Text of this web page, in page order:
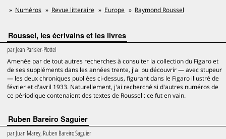
Numéros Revue litteraire Europe Raymond Roussel
Roussel, les écrivains et les livres
parJean Parisier-Plottel
Amenée par de tout autres recherches à consulter la collection du Figaro et
de ses suppléments dans les années trente, j'ai pu découvrir — avec stupeur
— les deux chroniques publiées ci-dessus, figurant dans le Figaro illustré de
février et d'avril 1933. Naturellement, j'ai recherché si d'autres numéros de
ce périodique contenaient des textes de Roussel : ce fut en vain.
Ruben Bareiro Saguier
parJuan Marey, Ruben Bareiro Saguier